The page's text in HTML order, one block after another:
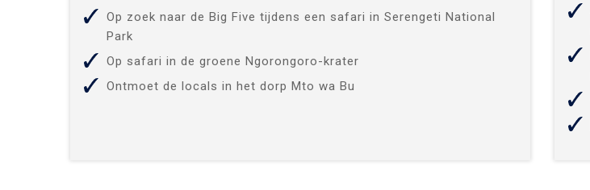
Op zoek naar de Big Five tijdens een safari in Serengeti National
Park
Op safari in de groene Ngorongoro-krater
Ontmoet de locals in het dorp Mto wa Bu